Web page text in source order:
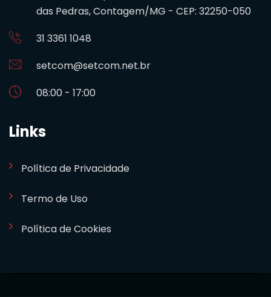
das Pedras, Contagem/MG - CEP: 32250-050
31 3361 1048
setcom@setcom.net.br
08:00 - 17:00
Links
Política de Privacidade
Termo de Uso
Política de Cookies